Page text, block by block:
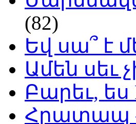
(82)
Եվ սա՞ է
Ամեն սեւ
Բարեւ, ես
Հրատապ -